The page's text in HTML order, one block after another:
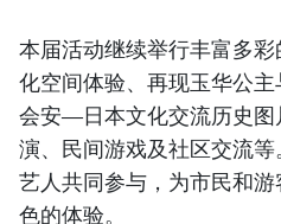
本届活动继续举行丰富多
化空间体验、再现玉华公主
会安—日本文化交流历史图
演、民间游戏及社区交流等
艺人共同参与，为市民和
色的体验。